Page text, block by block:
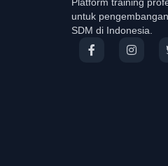
Platform training
untuk
SDM di Indonesia.